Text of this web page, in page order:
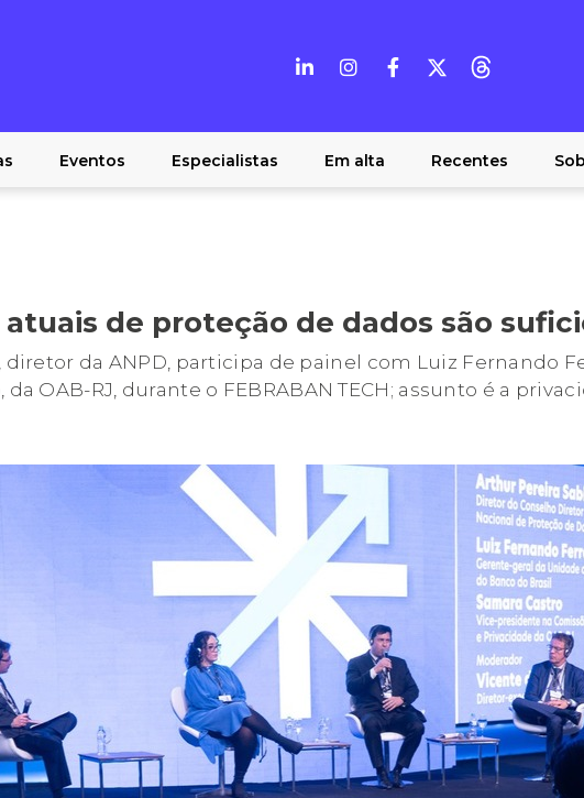
Eventos Especialistas Em alta Recentes
atuais de proteção de dados são
da ANPD, participa de painel com Luiz Fernando
da OAB-RJ, durante o FEBRABAN TECH; assunto é a